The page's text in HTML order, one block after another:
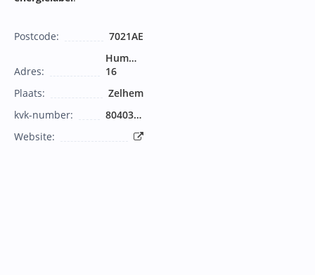
Postcode: 7021AE
Adres:
Hummeloseweg
16
Plaats:
Zelhem
kvk-number:
8040332
Website: